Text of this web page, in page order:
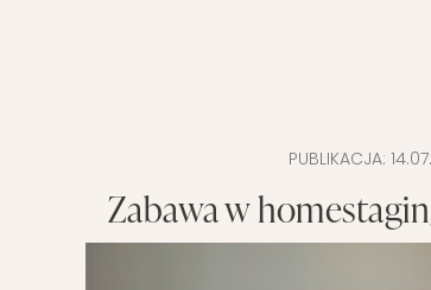
PUBLIKACJA:
Zabawa w